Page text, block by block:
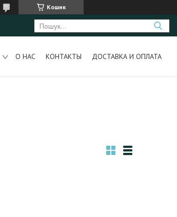
Кошик
О НАС КОНТАКТЫ ДОСТАВКА И ОПЛАТА